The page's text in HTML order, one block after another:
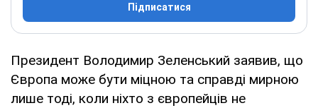
Підписатися
Президент Володимир Зеленський заявив, що
Європа може бути міцною та справді мирною
лише тоді, коли ніхто з європейців не